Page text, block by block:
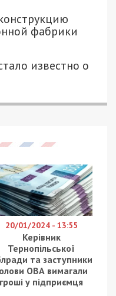
фабрики
известно о
20/01/2024 - 13:55
Керівник
Тернопільської
та заступники
ОВА вимагали
гроші у підприємця